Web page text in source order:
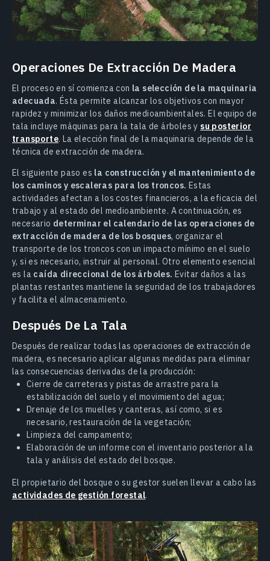
Operaciones De Extracción De Madera
El proceso en sí comienza con la selección de la maquinaria
adecuada. Ésta permite alcanzar los objetivos con mayor
rapidez y minimizar los daños medioambientales. El equipo de
tala incluye máquinas para la tala de árboles y su posterior
transporte. La elección final de la maquinaria depende de la
técnica de extracción de madera.
El siguiente paso es la construcción y el mantenimiento de
los caminos y escaleras para los troncos. Estas
actividades afectan a los costes financieros, a la eficacia del
trabajo y al estado del medioambiente. A continuación, es
necesario determinar el calendario de las operaciones de
extracción de madera de los bosques, organizar el
transporte de los troncos con un impacto mínimo en el suelo
y, si es necesario, instruir al personal. Otro elemento esencial
es la caída direccional de los árboles. Evitar daños a las
plantas restantes mantiene la seguridad de los trabajadores
y facilita el almacenamiento.
Después De La Tala
Después de realizar todas las operaciones de extracción de
madera, es necesario aplicar algunas medidas para eliminar
las consecuencias derivadas de la producción:
Cierre de carreteras y pistas de arrastre para la
estabilización del suelo y el movimiento del agua;
Drenaje de los muelles y canteras, así como, si es
necesario, restauración de la vegetación;
Limpieza del campamento;
Elaboración de un informe con el inventario posterior a la
tala y análisis del estado del bosque.
El propietario del bosque o su gestor suelen llevar a cabo las
actividades de gestión forestal.